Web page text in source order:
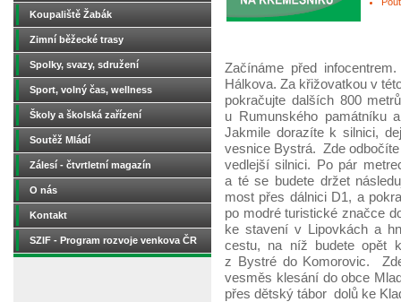
Koupaliště Žabák
Zimní běžecké trasy
Spolky, svazy, sdružení
Sport, volný čas, wellness
Školy a školská zařízení
Soutěž Mládí
Zálesí - čtvrtletní magazín
O nás
Kontakt
SZIF - Program rozvoje venkova ČR
Začínáme před
Hálkova. Za křižovatkou v
pokračujte dalších 800
u Rumunského památníku
Jakmile dorazíte k silnici,
vesnice Bystrá. Zde
vedlejší silnici. Po pár
a té se budete držet
most přes dálnici D1, a
po modré turistické značce
ke stavení v Lipovkách a
cestu, na níž budete opět
z Bystré do Komorovic.
vesměs klesání do obce
přes dětský tábor dolů ke